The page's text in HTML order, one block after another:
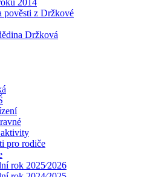
2014
pověsti z Držkové
Držková
pro rodiče
rok 2025⁄2026